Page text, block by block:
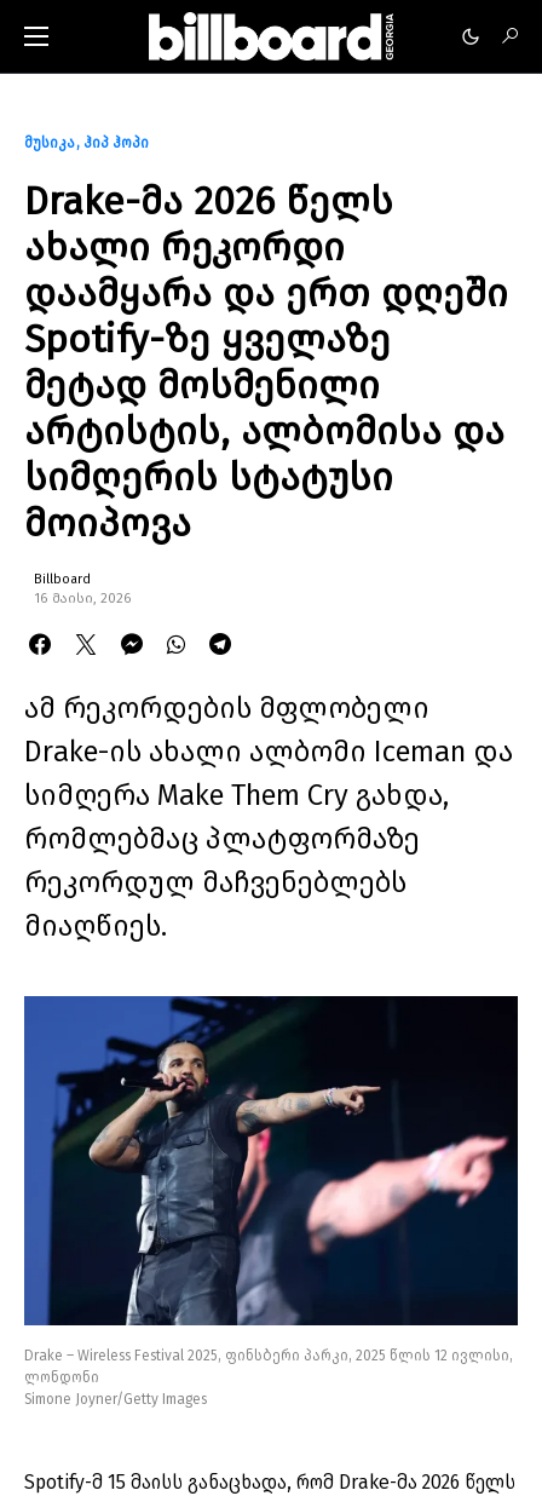
მუსიკა ჰიპ ჰოპი
Drake-მა 2026 წელს
ახალი რეკორდი
დაამყარა და ერთ დღეში
Spotify-ზე ყველაზე
მეტად მოსმენილი
არტისტის, ალბომისა და
სიმღერის სტატუსი
მოიპოვა
Billboard
16 მაისი, 2026
ამ რეკორდების მფლობელი
Drake-ის ახალი ალბომი Iceman და
სიმღერა Make Them Cry გახდა,
რომლებმაც პლატფორმაზე
რეკორდულ მაჩვენებლებს
მიაღწიეს.
Drake – Wireless Festival 2025, ფინსბერი პარკი, 2025 წლის 12 ივლისი,
ლონდონი
Simone Joyner/Getty Images
Spotify-მ 15 მაისს განაცხადა, რომ Drake-მა 2026 წელს